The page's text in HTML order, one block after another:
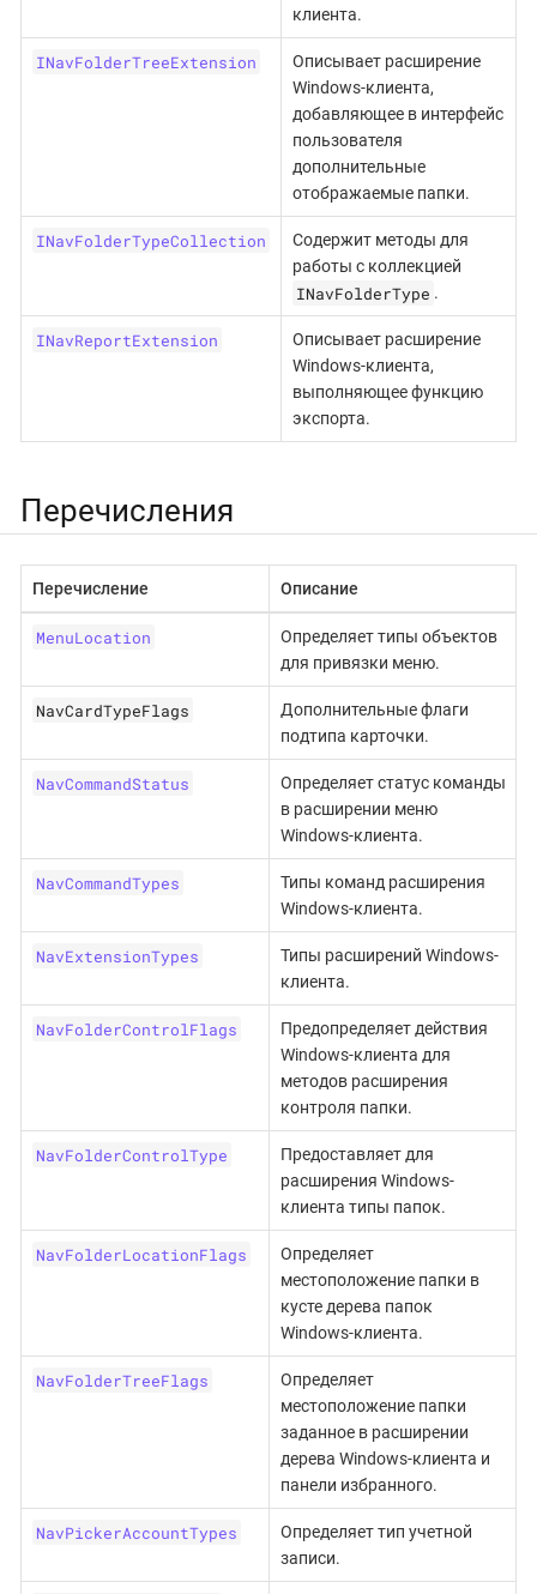
клиента.
INavFolderTreeExtension
Описывает расширение
Windows-клиента,
добавляющее в интерфейс
пользователя
дополнительные
отображаемые папки.
INavFolderTypeCollection
Содержит методы для
работы с коллекцией
INavFolderType .
INavReportExtension
Описывает расширение
Windows-клиента,
выполняющее функцию
экспорта.
Перечисления
Перечисление Описание
MenuLocation
Определяет типы объектов
для привязки меню.
NavCardTypeFlags
Дополнительные флаги
подтипа карточки.
NavCommandStatus
Определяет статус команды
в расширении меню
Windows-клиента.
NavCommandTypes
Типы команд расширения
Windows-клиента.
NavExtensionTypes
Типы расширений Windows-
клиента.
NavFolderControlFlags
Предопределяет действия
Windows-клиента для
методов расширения
контроля папки.
NavFolderControlType
Предоставляет для
расширения Windows-
клиента типы папок.
NavFolderLocationFlags
Определяет
местоположение папки в
кусте дерева папок
Windows-клиента.
NavFolderTreeFlags
Определяет
местоположение папки
заданное в расширении
дерева Windows-клиента и
панели избранного.
NavPickerAccountTypes
Определяет тип учетной
записи.